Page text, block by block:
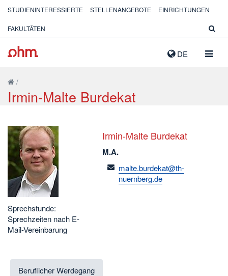
DE
STUDIENINTERESSIERTE STELLENANGEBOTE EINRICHTUNGEN
FAKULTÄTEN
/
Irmin-Malte Burdekat
Sprechstunde:
Sprechzeiten nach E-
Mail-Vereinbarung
Irmin-Malte Burdekat
M.A.
email
malte.burdekat@th-
nuernberg.de
Beruflicher Werdegang